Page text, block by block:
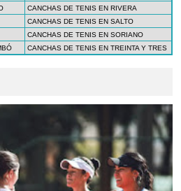
CANCHAS DE TENIS EN RIVERA
CANCHAS DE TENIS EN SALTO
CANCHAS DE TENIS EN SORIANO
CANCHAS DE TENIS EN TREINTA Y TRES